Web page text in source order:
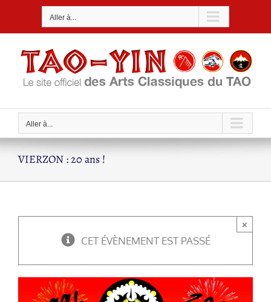
Aller à...
Aller à...
VIERZON : 20 ans !
CET ÉVÈNEMENT EST PASSÉ
×